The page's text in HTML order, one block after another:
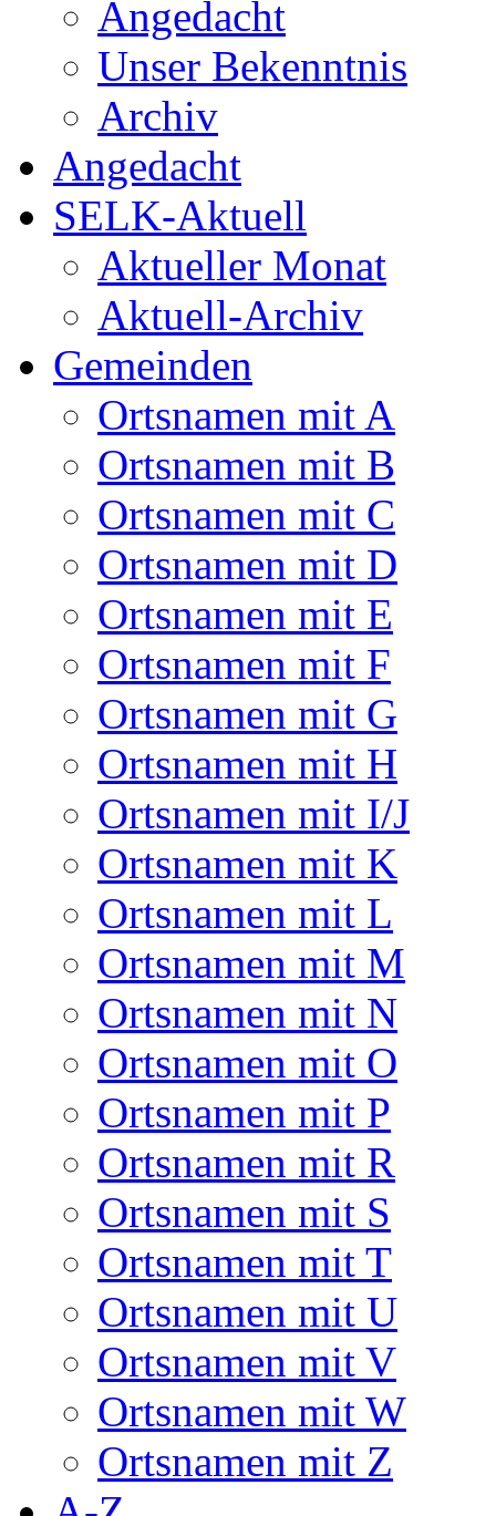
Angedacht
Unser Bekenntnis
Archiv
Angedacht
SELK-Aktuell
Aktueller Monat
Aktuell-Archiv
Gemeinden
Ortsnamen mit A
Ortsnamen mit B
Ortsnamen mit C
Ortsnamen mit D
Ortsnamen mit E
Ortsnamen mit F
Ortsnamen mit G
Ortsnamen mit H
Ortsnamen mit I/J
Ortsnamen mit K
Ortsnamen mit L
Ortsnamen mit M
Ortsnamen mit N
Ortsnamen mit O
Ortsnamen mit P
Ortsnamen mit R
Ortsnamen mit S
Ortsnamen mit T
Ortsnamen mit U
Ortsnamen mit V
Ortsnamen mit W
Ortsnamen mit Z